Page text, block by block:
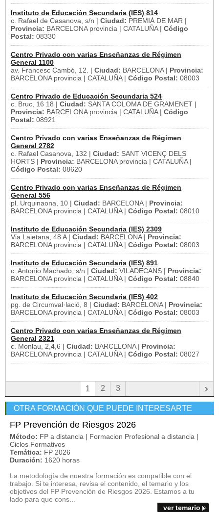
Instituto de Educación Secundaria (IES) 814
c. Rafael de Casanova, s/n | Ciudad: PREMIÀ DE MAR |
Provincia: BARCELONA provincia | CATALUÑA | Código
Postal: 08330
Centro Privado con varias Enseñanzas de Régimen
General 1100
av. Francesc Cambó, 12. | Ciudad: BARCELONA | Provincia:
BARCELONA provincia | CATALUÑA | Código Postal: 08003
Centro Privado de Educación Secundaria 524
c. Bruc, 16 18 | Ciudad: SANTA COLOMA DE GRAMENET |
Provincia: BARCELONA provincia | CATALUÑA | Código
Postal: 08921
Centro Privado con varias Enseñanzas de Régimen
General 2782
c. Rafael Casanova, 132 | Ciudad: SANT VICENÇ DELS
HORTS | Provincia: BARCELONA provincia | CATALUÑA |
Código Postal: 08620
Centro Privado con varias Enseñanzas de Régimen
General 556
pl. Urquinaona, 10 | Ciudad: BARCELONA | Provincia:
BARCELONA provincia | CATALUÑA | Código Postal: 08010
Instituto de Educación Secundaria (IES) 2309
Via Laietana, 48 A | Ciudad: BARCELONA | Provincia:
BARCELONA provincia | CATALUÑA | Código Postal: 08003
Instituto de Educación Secundaria (IES) 891
c. Antonio Machado, s/n | Ciudad: VILADECANS | Provincia:
BARCELONA provincia | CATALUÑA | Código Postal: 08840
Instituto de Educación Secundaria (IES) 402
pg. de Circumval·lació, 8 | Ciudad: BARCELONA | Provincia:
BARCELONA provincia | CATALUÑA | Código Postal: 08003
Centro Privado con varias Enseñanzas de Régimen
General 2321
c. Monlau, 2,4,6 | Ciudad: BARCELONA | Provincia:
BARCELONA provincia | CATALUÑA | Código Postal: 08027
1 2 3 ›
OTRA FORMACIÓN QUE PUEDE INTERESARTE
FP Prevención de Riesgos 2026
Método: FP a distancia | Formacion Profesional a distancia |
Ciclos Formativos
Temática: FP 2026
Duración: 1620 horas
La metodología de nuestra formación es compatible con el
trabajo. Si te interesa, revisa el contenido, el temario y los
objetivos del FP Prevención de Riesgos 2026. Estamos a tu
lado para que cons...
ver temario